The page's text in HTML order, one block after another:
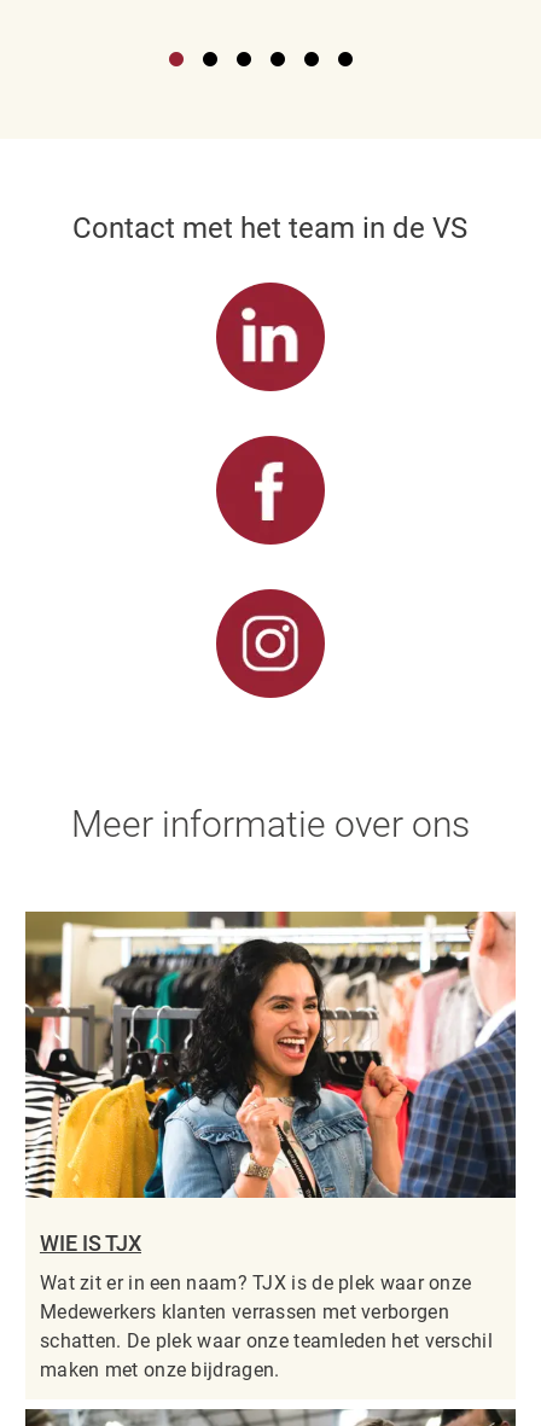
Contact met het team in de VS
Meer informatie over ons
WIE IS TJX
Wat zit er in een naam? TJX is de plek waar onze
Medewerkers klanten verrassen met verborgen
schatten. De plek waar onze teamleden het verschil
maken met onze bijdragen.